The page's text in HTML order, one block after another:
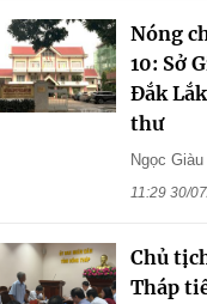
Nóng
10: Sở
Đắk
thư
Ngọc Giàu
11:29 30/
Chủ
Tháp